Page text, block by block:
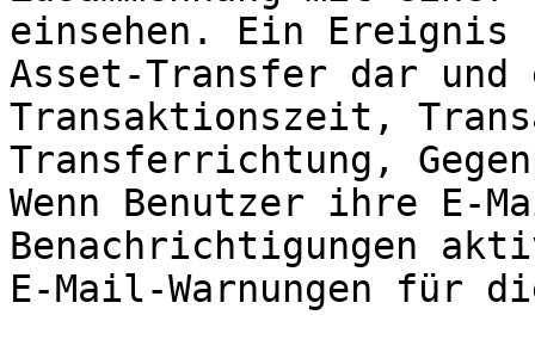
einsehen. Ein
Asset-Transfer dar
Transaktionszeit,
Transferrichtung,
Wenn Benutzer ihre E-
Benachrichtigungen
E-Mail-Warnungen für